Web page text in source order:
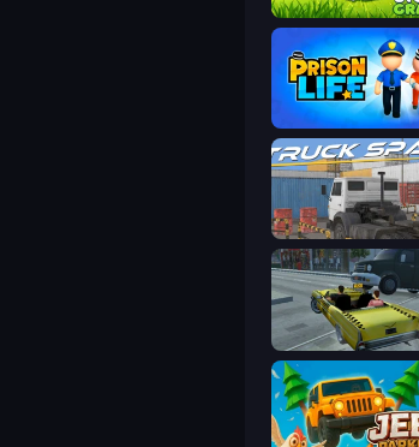
Prison Life
Truck Space
Freak Taxi Simulator